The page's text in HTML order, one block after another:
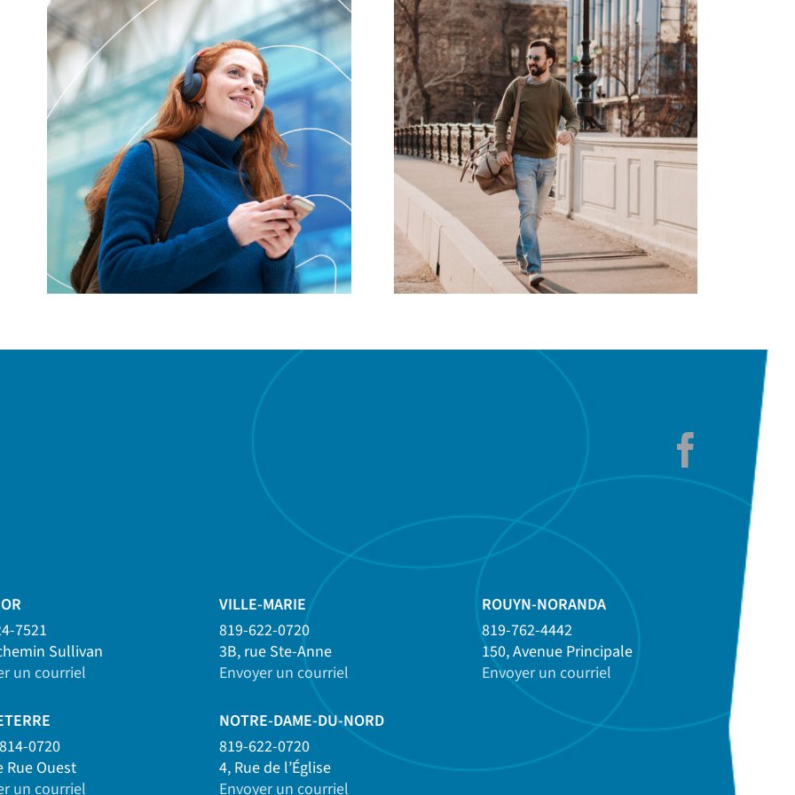
Des capteurs 3D
dans les prothèses
auditives, pourquoi
pas?
Test de dépistage
auditif : pourquoi
et comment?
7521
Sullivan
un courriel
VILLE-MARIE
819-622-0720
3B, rue Ste-Anne
Envoyer un courriel
ROUYN-NORANDA
819-762-4442
150, Avenue Principale
Envoyer un courriel
0720
Rue Ouest
un courriel
NOTRE-DAME-DU-NORD
819-622-0720
4, Rue de l’Église
Envoyer un courriel